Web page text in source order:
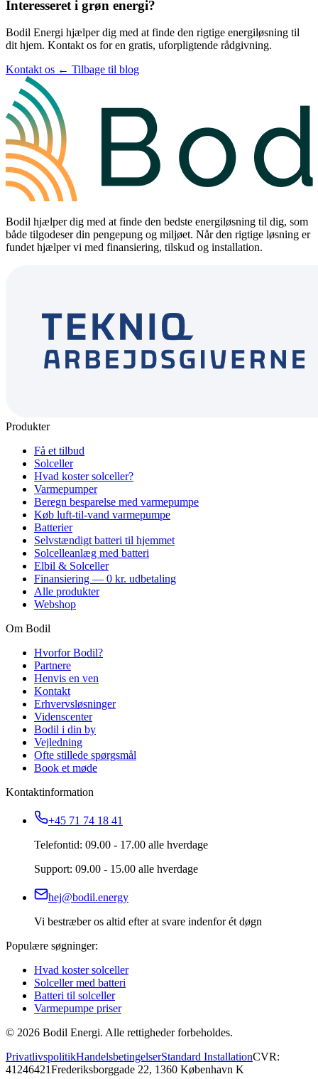
Interesseret i grøn energi?
Bodil Energi hjælper dig med at finde den rigtige energiløsning til
dit hjem. Kontakt os for en gratis, uforpligtende rådgivning.
Kontakt os ← Tilbage til blog
Bodil hjælper dig med at finde den bedste energiløsning til dig, som
både tilgodeser din pengepung og miljøet. Når den rigtige løsning er
fundet hjælper vi med finansiering, tilskud og installation.
Produkter
Få et tilbud
Solceller
Hvad koster solceller?
Varmepumper
Beregn besparelse med varmepumpe
Køb luft-til-vand varmepumpe
Batterier
Selvstændigt batteri til hjemmet
Solcelleanlæg med batteri
Elbil & Solceller
Finansiering — 0 kr. udbetaling
Alle produkter
Webshop
Om Bodil
Hvorfor Bodil?
Partnere
Henvis en ven
Kontakt
Erhvervsløsninger
Videnscenter
Bodil i din by
Vejledning
Ofte stillede spørgsmål
Book et møde
Kontaktinformation
+45 71 74 18 41
Telefontid: 09.00 - 17.00 alle hverdage
Support: 09.00 - 15.00 alle hverdage
hej@bodil.energy
Vi bestræber os altid efter at svare indenfor ét døgn
Populære søgninger:
Hvad koster solceller
Solceller med batteri
Batteri til solceller
Varmepumpe priser
© 2026 Bodil Energi. Alle rettigheder forbeholdes.
PrivatlivspolitikHandelsbetingelserStandard InstallationCVR:
41246421Frederiksborggade 22, 1360 København K